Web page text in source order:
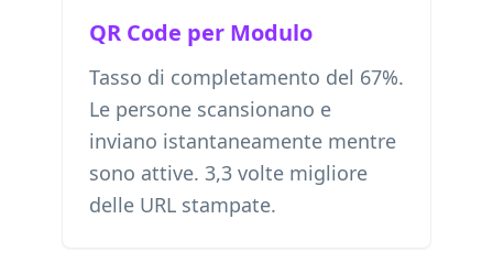
QR Code per Modulo
Tasso di completamento del 67%.
Le persone scansionano e
inviano istantaneamente mentre
sono attive. 3,3 volte migliore
delle URL stampate.